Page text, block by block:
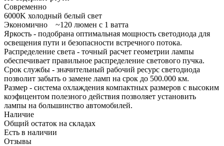
Современно
6000K холодный белый свет
Экономично ~120 люмен с 1 ватта
Яркость - подобрана оптимальная мощность светодиода для
освещения пути и безопасности встречного потока.
Распределение света - точный расчет геометрии лампы
обеспечивает правильное распределение светового пучка.
Срок службы - значительный рабочий ресурс светодиода
позволит забыть о замене ламп на срок до 500.000 км.
Размер - система охлаждения компактных размеров с высоким
коэфицентом полезного действия позволяет установить
лампы на большинство автомобилей.
Наличие
Общий остаток на складах
Есть в наличии
Отзывы